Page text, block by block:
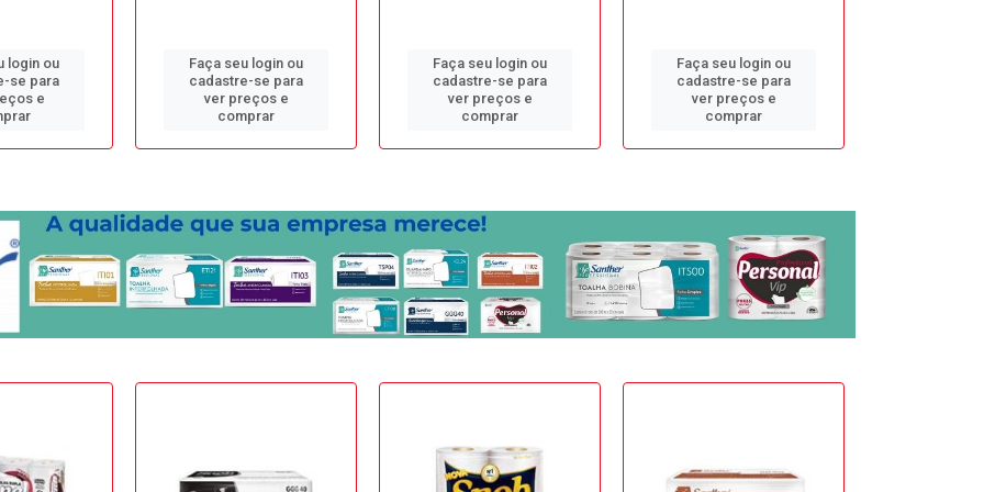
login ou
se para
e
Faça seu login ou
cadastre-se para
ver preços e
comprar
Faça seu login ou
cadastre-se para
ver preços e
comprar
Faça seu login ou
cadastre-se para
ver preços e
comprar